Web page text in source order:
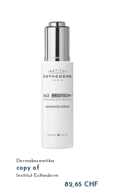
Dermokosmetika
copy of
Institut Esthederm
82,65 CHF